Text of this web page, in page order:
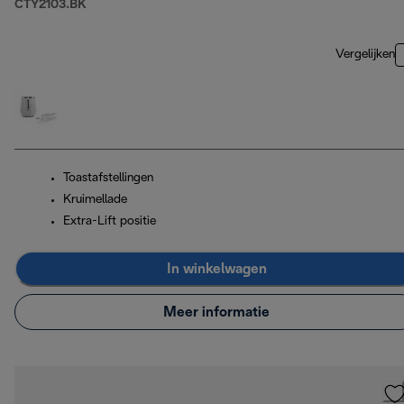
CTY2103.BK
Vergelijken
Toastafstellingen
Kruimellade
Extra-Lift positie
In winkelwagen
Meer informatie